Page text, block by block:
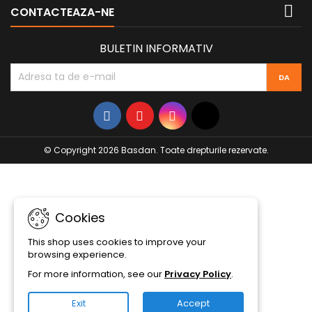
CONTACTEAZA-NE 
Cookies
This shop uses cookies to improve your
browsing experience.
For more information, see our Privacy Policy.
Exit Accept
BULETIN INFORMATIV
© Copyright 2026 Basdan. Toate drepturile rezervate.